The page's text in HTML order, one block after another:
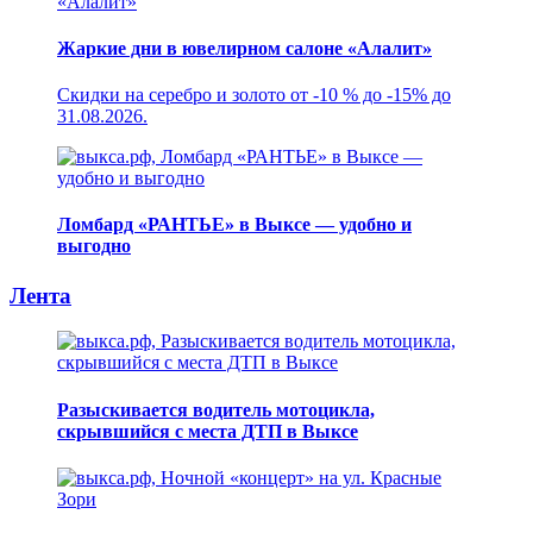
Жаркие дни в ювелирном салоне «Алалит»
Скидки на серебро и золото от -10 % до -15% до
31.08.2026.
Ломбард «РАНТЬЕ» в Выксе — удобно и
выгодно
Лента
Разыскивается водитель мотоцикла,
скрывшийся с места ДТП в Выксе